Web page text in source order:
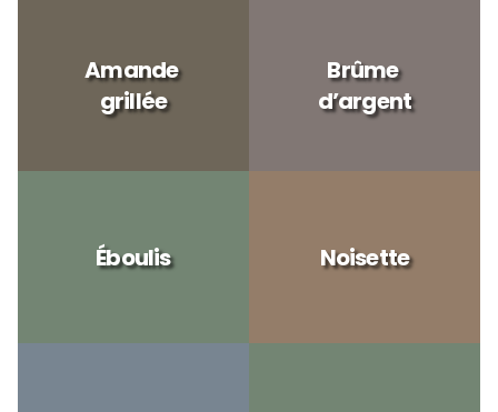
Amande
grillée
Brûme
d’argent
Éboulis Noisette